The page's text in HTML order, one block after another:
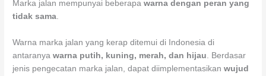
Marka jalan mempunyai beberapawarna dengan peran yang
tidak sama
Warna marka jalan yang kerap ditemui di Indonesia di
antaranyawarna putih, kuning, merah, dan hijau . Berdasar
jenis pengecatan marka jalan, dapat diimplementasikanwujud